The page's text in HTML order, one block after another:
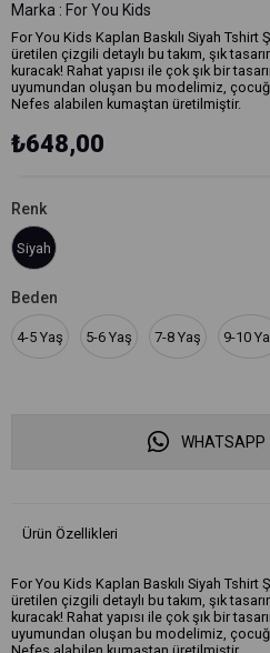
Marka : For You Kids
For You Kids Kaplan Baskılı Siyah Tshirt
üretilen çizgili detaylı bu takım, şık
kuracak! Rahat yapısı ile çok şık bir
uyumundan oluşan bu modelimiz,
Nefes alabilen kumaştan üretilmiştir.
₺648,00
Renk
Siyah
Beden
4-5 Yaş 5-6 Yaş 7-8 Yaş 9-10
WHATSAPP
Ürün Özellikleri
For You Kids Kaplan Baskılı Siyah Tshirt
üretilen çizgili detaylı bu takım, şık
kuracak! Rahat yapısı ile çok şık bir
uyumundan oluşan bu modelimiz,